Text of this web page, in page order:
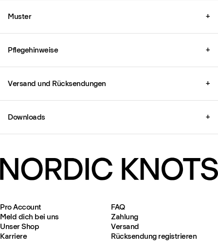
Muster +
Pflegehinweise +
Versand und Rücksendungen +
Downloads +
Pro Account
Meld dich bei uns
Unser Shop
Karriere
FAQ
Zahlung
Versand
Rücksendung registrieren